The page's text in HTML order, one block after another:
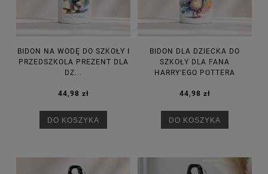
BIDON NA WODĘ DO SZKOŁY I
PRZEDSZKOLA PREZENT DLA
DZ...
44,98 zł
DO KOSZYKA
BIDON DLA DZIECKA DO
SZKOŁY DLA FANA
HARRY'EGO POTTERA
44,98 zł
DO KOSZYKA